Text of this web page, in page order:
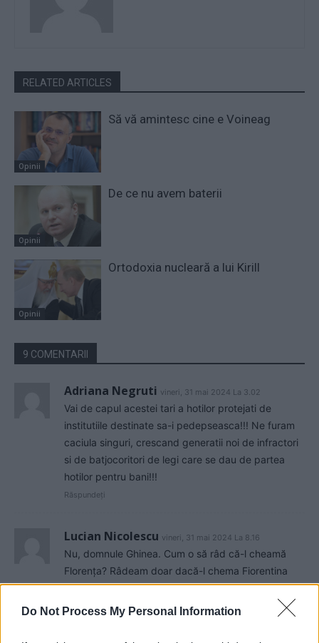
Do Not Process My Personal Information
RELATED ARTICLES
Opinii
Să vă amintesc cine e Voineag
Opinii
De ce nu avem baterii
Opinii
Ortodoxia nucleară a lui Kirill
9 COMENTARII
Adriana Negruti vineri, 31 mai 2024 La 3.02
Vai de capul acestei tari a hotilor protejati de
institutiile destinate sa-i pedepseasca!!! Ne furam
caciula singuri, crescand generatii noi de infractori
si de batjocoritori de legi care se dau de partea
hotilor pentru bani!!!
Răspundeți
Lucian Nicolescu vineri, 31 mai 2024 La 8.16
Nu, domnule Ghinea. Cum o să râd că-l cheamă
Florența? Râdeam doar dacă-l chema Fiorentina
sau Viola. Așa că nu numele contează ci sistemul
corupt care te numește. Of, Doamne!